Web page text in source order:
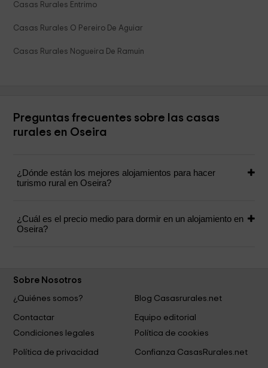
Casas Rurales Entrimo
Casas Rurales O Pereiro De Aguiar
Casas Rurales Nogueira De Ramuin
Preguntas frecuentes sobre las casas
rurales en Oseira
¿Dónde están los mejores alojamientos para hacer
turismo rural en Oseira?
¿Cuál es el precio medio para dormir en un alojamiento en
Oseira?
Sobre Nosotros
¿Quiénes somos?
Blog Casasrurales.net
Contactar
Equipo editorial
Condiciones legales
Política de cookies
Política de privacidad Confianza CasasRurales.net